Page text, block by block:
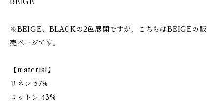
BEIGE
※BEIGE、BLACKの2色展開ですが、こちらはBEIGEの販
売ページです。
【material】
リネン 57%
コットン 43%